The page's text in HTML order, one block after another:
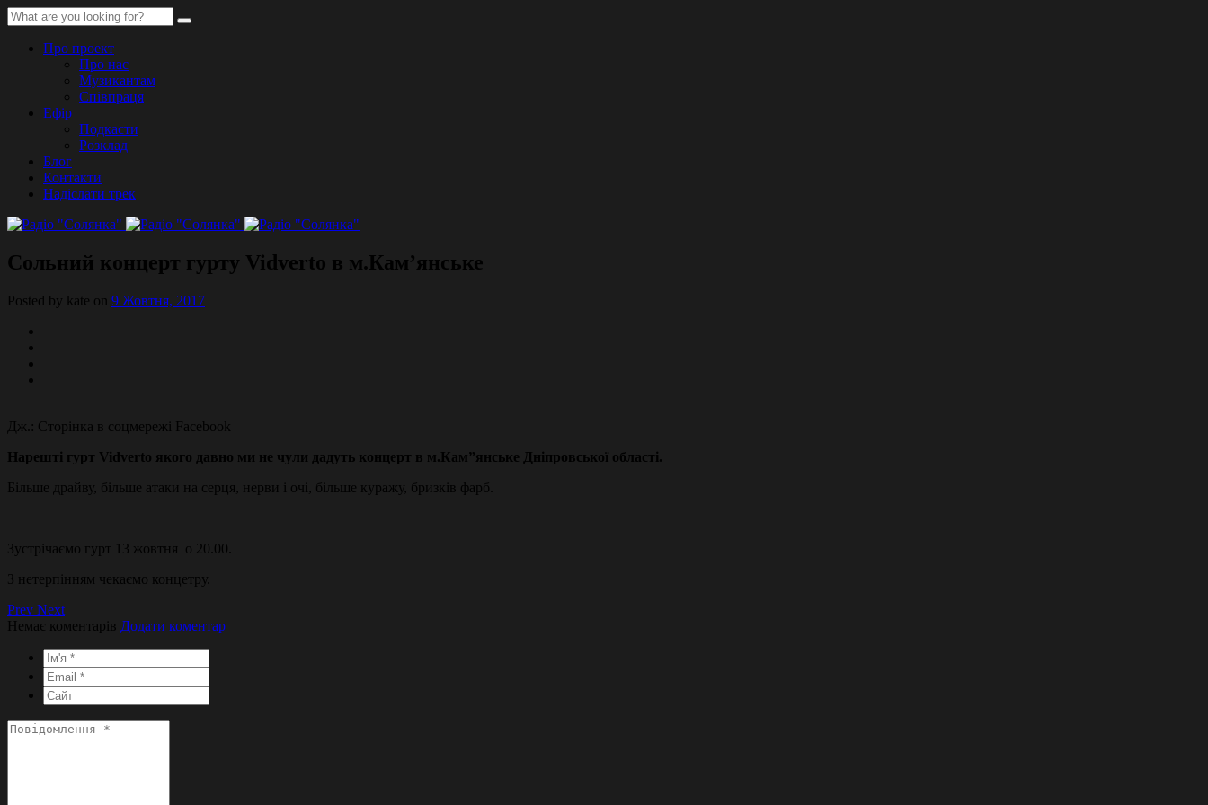
Про проект
Про нас
Музикантам
Співпраця
Ефір
Подкасти
Розклад
Блог
Контакти
Надіслати трек
Cольний концерт гурту Vidverto в м.Кам’янське
Posted by kate on 9 Жовтня, 2017
Дж.: Сторінка в соцмережі Facebook
Нарешті гурт Vidverto якого давно ми не чули дадуть концерт в м.Кам”янське Дніпровської області.
Більше драйву, більше атаки на серця, нерви і очі, більше куражу, бризків фарб.
Зустрічаємо гурт 13 жовтня о 20.00.
З нетерпінням чекаємо концетру.
Prev Next
Немає коментарів Додати коментар